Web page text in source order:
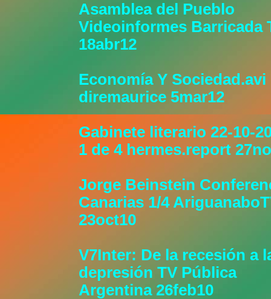
Asamblea del Pueblo
Videoinformes Barricada
18abr12
Economía Y Sociedad.avi
diremaurice 5mar12
Gabinete literario 22-10-
1 de 4 hermes.report
Jorge Beinstein
Canarias 1/4
23oct10
V7Inter: De la recesión a
depresión TV Pública
Argentina 26feb10